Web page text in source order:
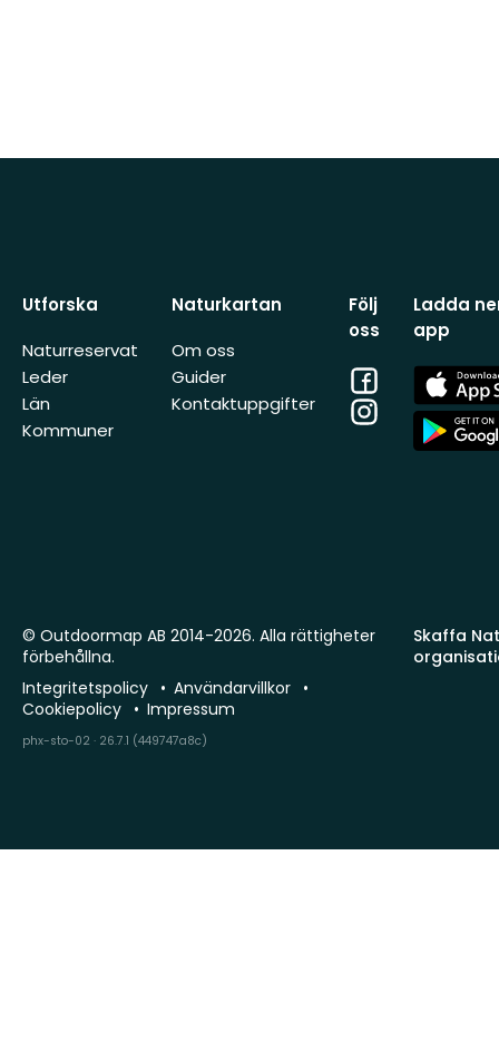
Utforska
Naturreservat
Leder
Län
Kommuner
Naturkartan
Om oss
Guider
Kontaktuppgifter
Följ
oss
Facebook
Instagram
Ladda
app
App
Store
App
Store
Skaffa
© Outdoormap AB 2014-2026. Alla rättigheter
förbehållna.
Integritetspolicy
Användarvillkor
Cookiepolicy
Impressum
phx-sto-02 · 26.7.1 (449747a8c)